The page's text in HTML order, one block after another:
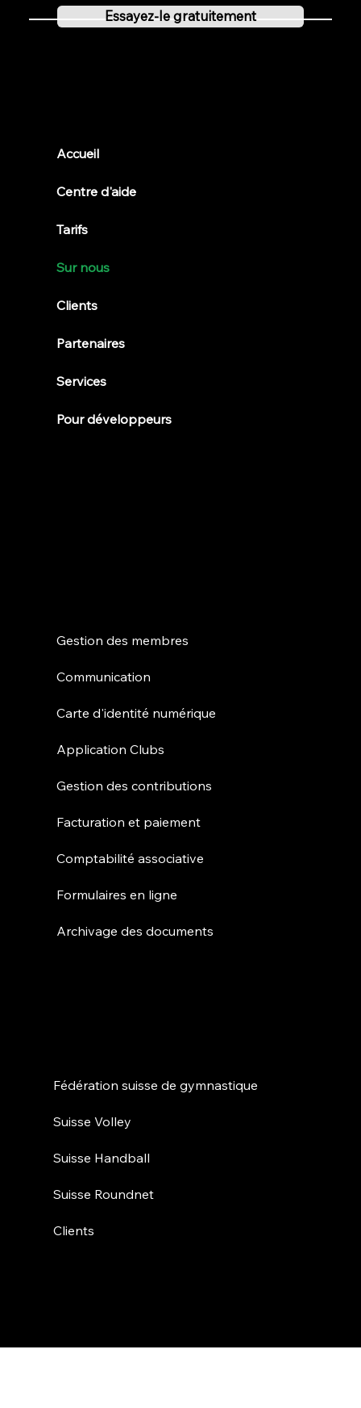
Essayez-le gratuitement
Accueil
Centre d'aide
Tarifs
Sur nous
Clients
Partenaires
Services
Pour développeurs
Gestion des membres
Communication
Carte d'identité numérique
Application Clubs
Gestion des contributions
Facturation et paiement
Comptabilité associative
Formulaires en ligne
Archivage des documents
Fédération suisse de gymnastique
Suisse Volley
Suisse Handball
Suisse Roundnet
Clients